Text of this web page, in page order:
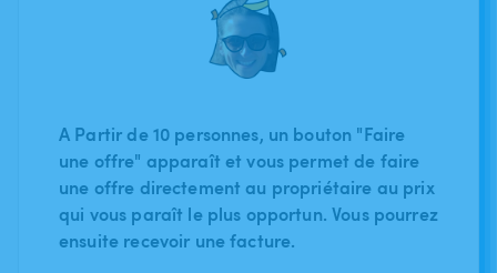
A Partir de 10 personnes, un bouton "Faire
une offre" apparaît et vous permet de faire
une offre directement au propriétaire au prix
qui vous paraît le plus opportun. Vous pourrez
ensuite recevoir une facture.